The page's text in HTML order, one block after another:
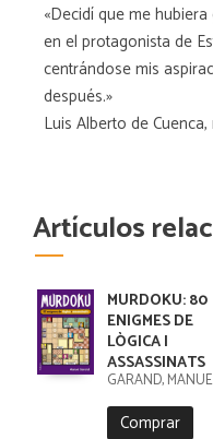
«Decidí que me
en el protagonista de
centrándose mis
después.»
Luis Alberto de
Artículos
MURDOKU: 80
ENIGMES DE
LÒGICA I
ASSASSINATS
GARAND,
Comprar